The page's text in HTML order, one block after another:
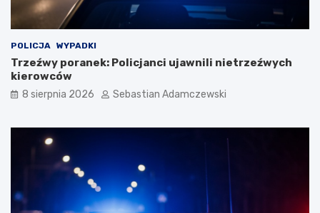
POLICJA WYPADKI
Trzeźwy poranek: Policjanci ujawnili nietrzeźwych
kierowców
8 sierpnia 2026 Sebastian Adamczewski